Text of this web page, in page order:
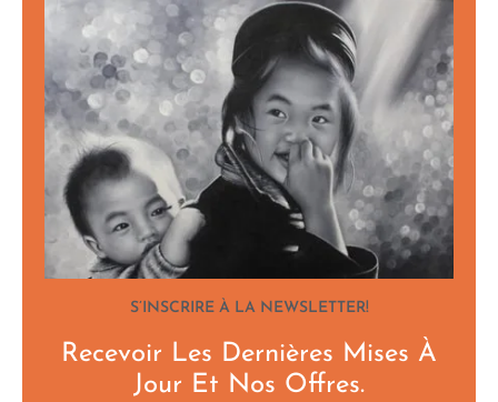
S’INSCRIRE À LA NEWSLETTER!
Recevoir Les Dernières Mises À
Jour Et Nos Offres.